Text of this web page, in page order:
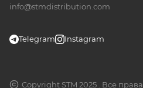
info@stmdistribution.com
Telegram Instagram
Copyright STM 2025 . Все права